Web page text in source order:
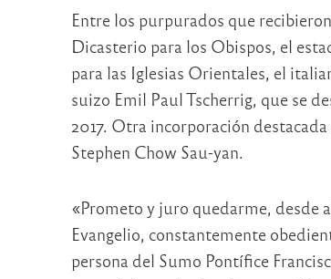
Entre los purpurados que
Dicasterio para los Obispos, el
para las Iglesias Orientales, el
suizo Emil Paul Tscherrig, que se
2017. Otra incorporación
Stephen Chow Sau-yan.
«Prometo y juro quedarme, desde
Evangelio, constantemente
persona del Sumo Pontífice